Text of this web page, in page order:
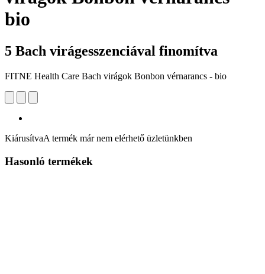
bio
5 Bach virágesszenciával finomítva
FITNE Health Care Bach virágok Bonbon vérnarancs - bio
KiárusítvaA termék már nem elérhető üzletünkben
Hasonló termékek